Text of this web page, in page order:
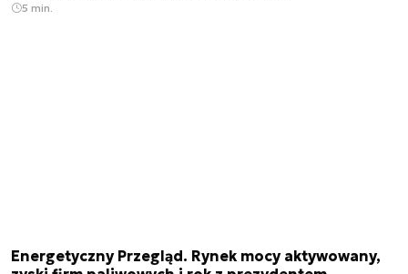
5 min.
Energetyczny Przegląd. Rynek mocy aktywowany,